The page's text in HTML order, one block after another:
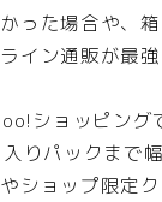
った場合や、
イン通販が最
ショッピング
りパックまで
ショップ限定